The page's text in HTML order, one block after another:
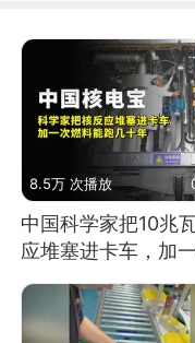
8.5万 次播放
中国科学家把10兆
应堆塞进卡车，加